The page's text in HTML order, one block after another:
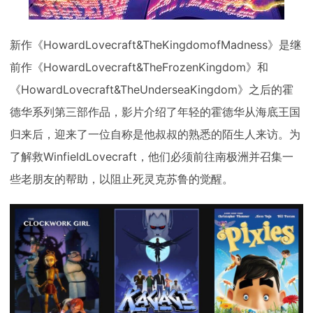
新作《HowardLovecraft&TheKingdomofMadness》是继
前作《HowardLovecraft&TheFrozenKingdom》和
《HowardLovecraft&TheUnderseaKingdom》之后的霍
德华系列第三部作品，影片介绍了年轻的霍德华从海底王国
归来后，迎来了一位自称是他叔叔的熟悉的陌生人来访。为
了解救WinfieldLovecraft，他们必须前往南极洲并召集一
些老朋友的帮助，以阻止死灵克苏鲁的觉醒。